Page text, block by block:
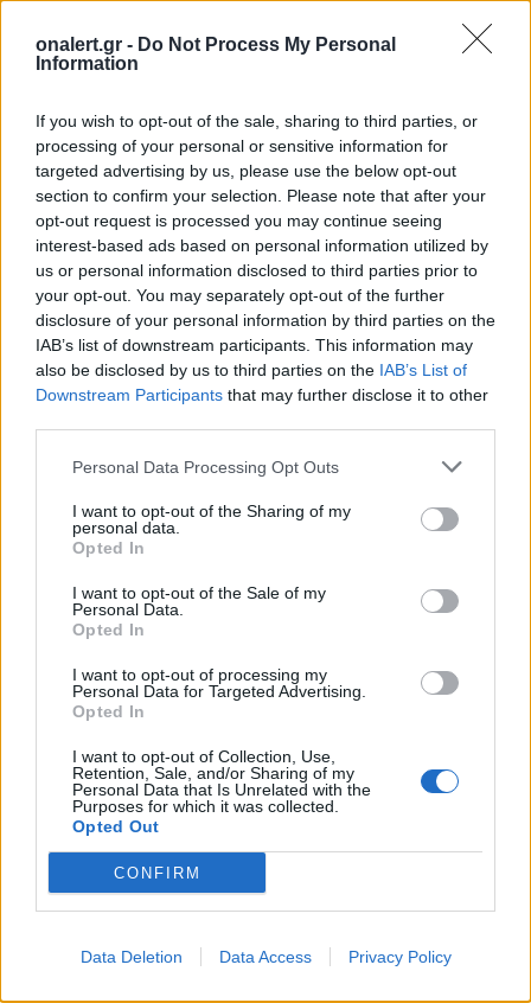
onalert.gr - Do Not Process My Personal
Information
If you wish to opt-out of the sale, sharing to third parties, or
processing of your personal or sensitive information for
targeted advertising by us, please use the below opt-out
section to confirm your selection. Please note that after your
opt-out request is processed you may continue seeing
interest-based ads based on personal information utilized by
us or personal information disclosed to third parties prior to
your opt-out. You may separately opt-out of the further
disclosure of your personal information by third parties on the
IAB’s list of downstream participants. This information may
also be disclosed by us to third parties on the IAB’s List of
Downstream Participants that may further disclose it to other
Personal Data Processing Opt Outs
I want to opt-out of the Sharing of my
personal data.
Opted In
I want to opt-out of the Sale of my
Personal Data.
Opted In
I want to opt-out of processing my
Personal Data for Targeted Advertising.
Opted In
I want to opt-out of Collection, Use,
Retention, Sale, and/or Sharing of my
Personal Data that Is Unrelated with the
Purposes for which it was collected.
Opted Out
CONFIRM
Data Deletion Data Access Privacy Policy
Patriot στη Σαουδική
Αραβία: Κάθε μήνα
επαναξιολογείται η
ελληνική παρουσία –
Μήνυμα της Αθήνας στο
Ριάντ
Αιγαίο: Πέντε
και επτά
τρία τουρκικά
επανδρωμένα
ΣΧΕΤΙΚΑ ΑΡΘΡΑ